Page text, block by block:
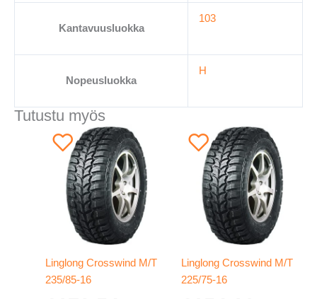
Kantavuusluokka
103
Nopeusluokka
H
Tutustu myös
Linglong Crosswind M/T
235/85-16
Linglong Crosswind M/T
225/75-16